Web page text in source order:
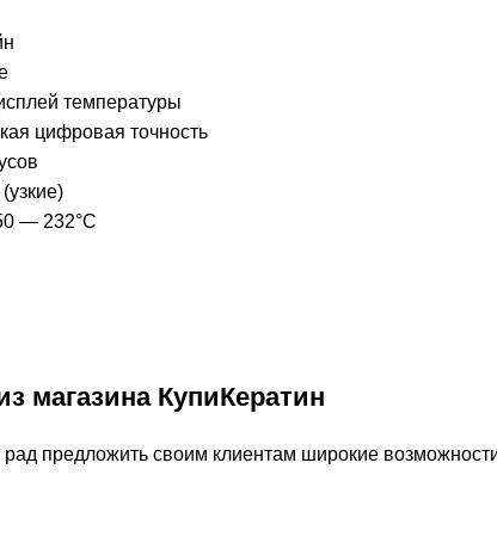
температуры
цифровая точность
— 232°С
магазина КупиКератин
рад предложить своим клиентам широкие